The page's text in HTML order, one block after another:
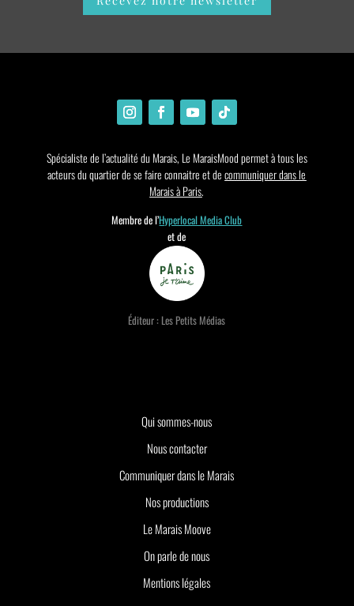
Spécialiste de l’actualité du Marais, Le MaraisMood permet à tous les
acteurs du quartier de se faire connaitre et decommuniquer dans le
Marais à Paris.
Membre de l’Hyperlocal Media Club
et de
Éditeur : Les Petits Médias
Qui sommes-nous
Nous contacter
Communiquer dans le Marais
Nos productions
Le Marais Moove
On parle de nous
Mentions légales